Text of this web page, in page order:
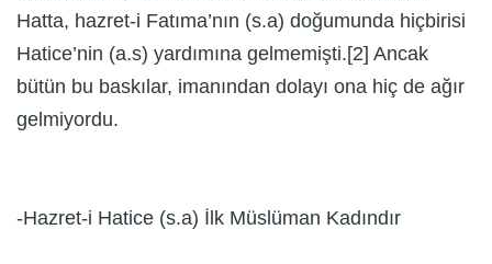
Hatta, hazret-i Fatıma’nın (s.a) doğumunda hiçbirisi
Hatice’nin (a.s) yardımına gelmemişti.[2] Ancak
bütün bu baskılar, imanından dolayı ona hiç de ağır
gelmiyordu.
-Hazret-i Hatice (s.a) İlk Müslüman Kadındır